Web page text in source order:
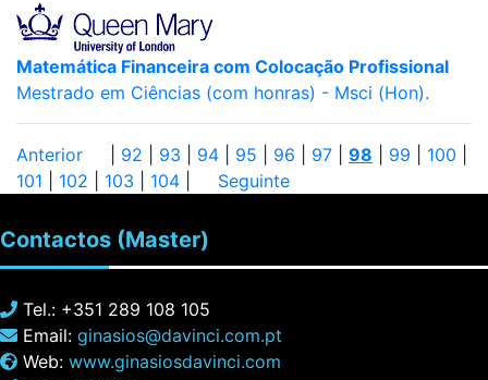
Matemática Financeira com Colocação Profissional
Mestrado em Ciências (com honras) - Msci (Hon).
Anterior 92 93 94 95 96 97 98 99 100
101
102 103 104 Seguinte
Contactos (Master)
Tel.: +351 289 108 105
Email: ginasios@davinci.com.pt
Web: www.ginasiosdavinci.com